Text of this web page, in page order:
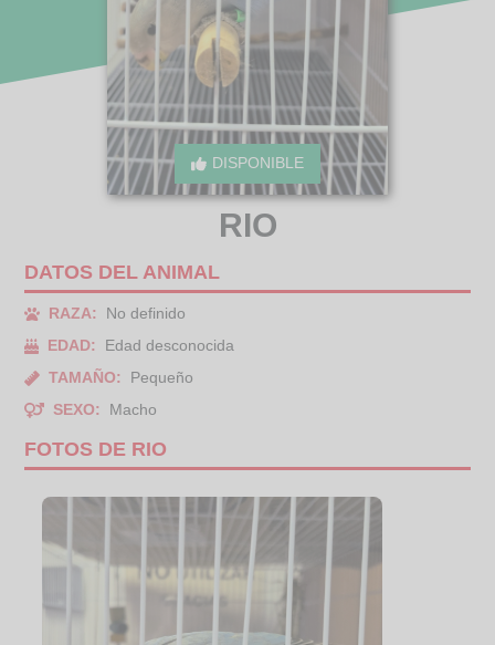
DISPONIBLE
RIO
DATOS DEL ANIMAL
RAZA:
No definido
EDAD:
Edad desconocida
TAMAÑO:
Pequeño
SEXO:
Macho
FOTOS DE RIO